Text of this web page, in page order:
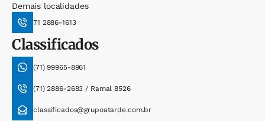
Demais localidades
71 2886-1613
Classificados
(71) 99965-8961
(71) 2886-2683 / Ramal 8526
classificados@grupoatarde.com.br